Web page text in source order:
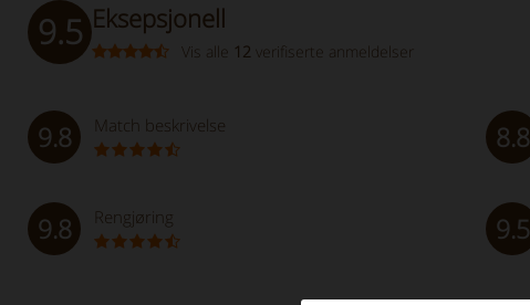
9.5 Eksepsjonell
Vis alle 12 verifiserte anmeldelser
9.8 Match beskrivelse 8.8
9.8 Rengjøring 9.5